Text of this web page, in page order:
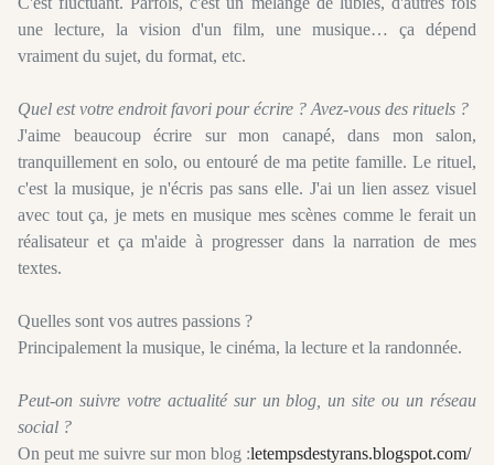
une lecture, la vision d'un film, une musique… ça dépend
vraiment du sujet, du format, etc.
Quel est votre endroit favori pour écrire ? Avez-vous des rituels ?
J'aime beaucoup écrire sur mon canapé, dans mon salon,
tranquillement en solo, ou entouré de ma petite famille. Le rituel,
c'est la musique, je n'écris pas sans elle. J'ai un lien assez visuel
avec tout ça, je mets en musique mes scènes comme le ferait un
réalisateur et ça m'aide à progresser dans la narration de mes
textes.
Quelles sont vos autres passions ?
Principalement la musique, le cinéma, la lecture et la randonnée.
Peut-on suivre votre actualité sur un blog, un site ou un réseau
social ?
On peut me suivre sur mon blog :letempsdestyrans.blogspot.com/